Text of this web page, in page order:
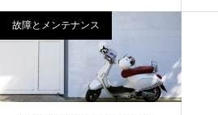
故障とメンテナンス